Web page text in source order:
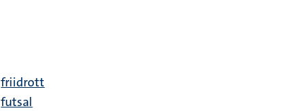
friidrott
futsal